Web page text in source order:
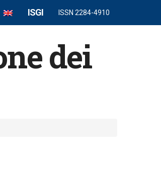
ISGI ISSN 2284-4910
dei